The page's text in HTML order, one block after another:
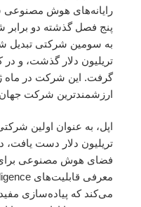
رایانه‌های هوش مصنوعی
پنج فصل گذشته دو برابر
تریلیون دلار گذشت، و در
گرفت. این شرکت در ماه
ارزشمندترین شرکت
تریلیون دلار دست
فضای هوش مصنوعی برای
می‌کند که پیاده‌سازی